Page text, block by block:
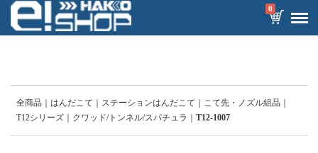
0
全商品 はんだこて ステーションはんだこて
こて先・ノズル組品
T12シリーズ
クワッド/トンネル/スパチュラ T12-1007